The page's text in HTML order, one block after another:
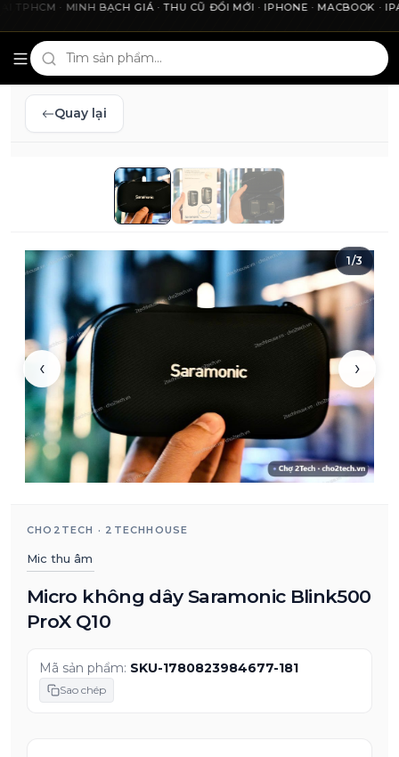
Cho2Tech và 2Techhouse — chợ công nghệ uy tín tại
· MINH BẠCH GIÁ · THU CŨ ĐỔI MỚI · IPHONE · MACBOOK ·
Quay lại
‹ ›
1/3
CHO2TECH · 2TECHHOUSE
Mic thu âm
Micro không dây Saramonic Blink500
ProX Q10
Mã sản phẩm: SKU-1780823984677-181
Sao chép